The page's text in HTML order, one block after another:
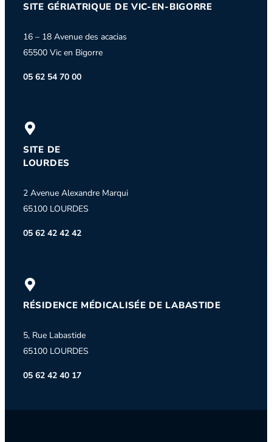
SITE GÉRIATRIQUE DE VIC-EN-BIGORRE
16 – 18 Avenue des acacias
65500 Vic en Bigorre
05 62 54 70 00
SITE DE
LOURDES
2 Avenue Alexandre Marqui
65100 LOURDES
05 62 42 42 42
RÉSIDENCE MÉDICALISÉE DE LABASTIDE
5, Rue Labastide
65100 LOURDES
05 62 42 40 17